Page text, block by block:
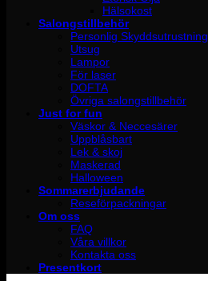
Hälsokost
Salongstillbehör
Personlig Skyddsutrustning
Utsug
Lampor
För laser
DOFTA
Övriga salongstillbehör
Just for fun
Väskor & Neccesärer
Uppblåsbart
Lek & skoj
Maskerad
Halloween
Sommarerbjudande
Reseförpackningar
Om oss
FAQ
Våra villkor
Kontakta oss
Presentkort